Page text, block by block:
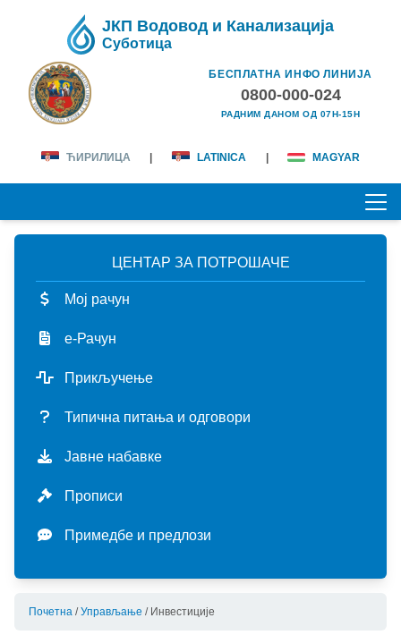
ЈКП Водовод и Канализација
Суботица
БЕСПЛАТНА ИНФО ЛИНИЈА
0800-000-024
РАДНИМ ДАНОМ ОД 07H-15H
ЋИРИЛИЦА LATINICA MAGYAR
ПОЧЕТНА
О НАМА
лична карта
КОРИСНИЦИ
ценовник услуга
ДЕЛАТНОСТИ
водоснабдевање
отпадне воде
УПРАВЉАЊЕ
инвестиције
финансије
СТАНДАРДИ
интегрисани менаџмент систем (имс)
ЦЕНТАР ЗА ПОТРОШАЧЕ
Мој рачун
е-Рачун
Прикључење
Типична питања и одговори
Јавне набавке
Прописи
Примедбе и предлози
Почетна / Управљање / Инвестиције